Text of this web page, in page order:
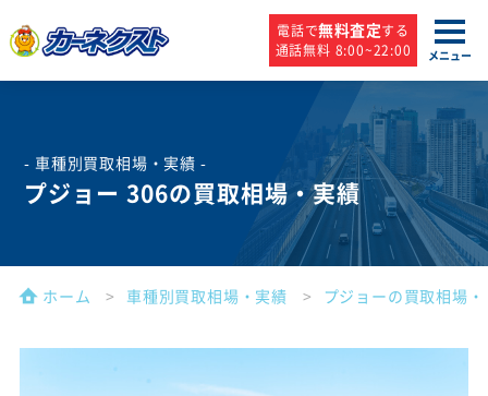
電話で無料査定する
通話無料 8:00~22:00
メニュー
- 車種別買取相場・実績 -
プジョー 306の買取相場・実績
ホーム 車種別買取相場・実績 プジョーの買取相場